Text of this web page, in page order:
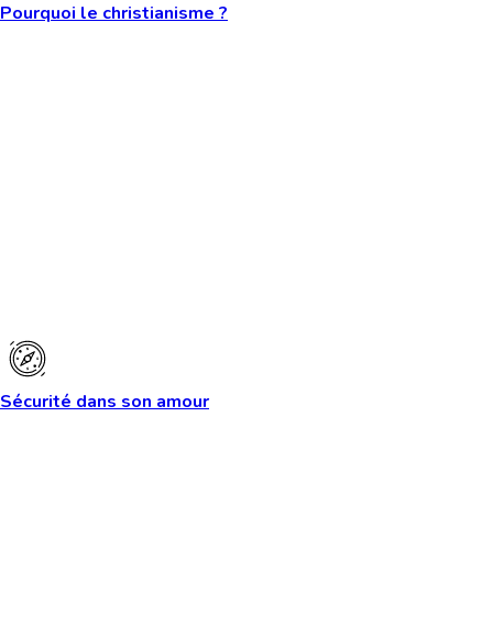
Pourquoi le christianisme ?
Sécurité dans son amour